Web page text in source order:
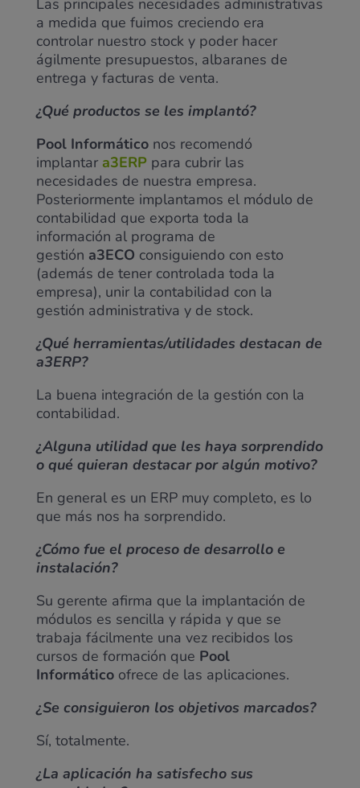
Las principales necesidades administrativas
a medida que fuimos creciendo era
controlar nuestro stock y poder hacer
ágilmente presupuestos, albaranes de
entrega y facturas de venta.
¿Qué productos se les implantó?
Pool Informático nos recomendó
implantar a3ERPpara cubrir las
necesidades de nuestra empresa.
Posteriormente implantamos el módulo de
contabilidad que exporta toda la
información al programa de
gestión a3ECO consiguiendo con esto
(además de tener controlada toda la
empresa), unir la contabilidad con la
gestión administrativa y de stock.
¿Qué herramientas/utilidades destacan de
a3ERP?
La buena integración de la gestión con la
contabilidad.
¿Alguna utilidad que les haya sorprendido
o qué quieran destacar por algún motivo?
En general es un ERP muy completo, es lo
que más nos ha sorprendido.
¿Cómo fue el proceso de desarrollo e
instalación?
Su gerente afirma que la implantación de
módulos es sencilla y rápida y que se
trabaja fácilmente una vez recibidos los
cursos de formación que Pool
Informáticoofrece de las aplicaciones.
¿Se consiguieron los objetivos marcados?
Sí, totalmente.
¿La aplicación ha satisfecho sus